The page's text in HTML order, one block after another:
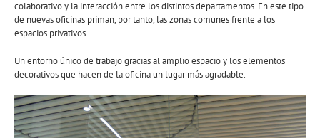
colaborativo y la interacción entre los distintos departamentos. En este tipo
de nuevas oficinas priman, por tanto, las zonas comunes frente a los
espacios privativos.
Un entorno único de trabajo gracias al amplio espacio y los elementos
decorativos que hacen de la oficina un lugar más agradable.